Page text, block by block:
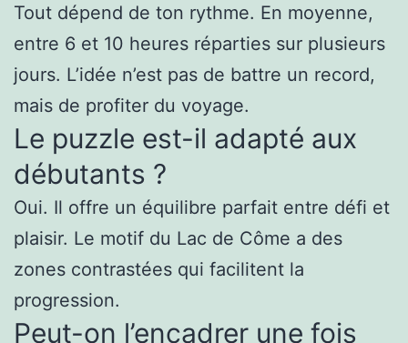
Tout dépend de ton rythme. En moyenne,
entre 6 et 10 heures réparties sur plusieurs
jours. L’idée n’est pas de battre un record,
mais de profiter du voyage.
Le puzzle est-il adapté aux
débutants ?
Oui. Il offre un équilibre parfait entre défi et
plaisir. Le motif du Lac de Côme a des
zones contrastées qui facilitent la
progression.
Peut-on l’encadrer une fois